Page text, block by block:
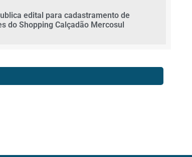
edital para cadastramento de
do Shopping Calçadão Mercosul